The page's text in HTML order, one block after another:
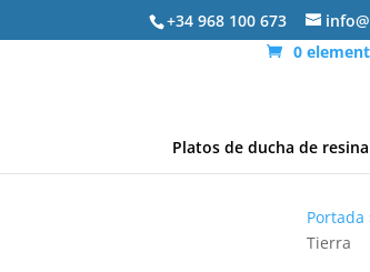
+34 968 100 673
0
Platos de ducha de resina
Portada
Tierra